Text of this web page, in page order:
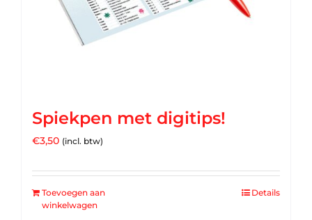
Spiekpen met digitips!
€3,50 (incl. btw)
Toevoegen aan
winkelwagen
Details